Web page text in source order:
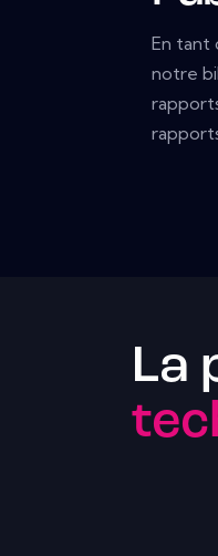
En tant
notre
La